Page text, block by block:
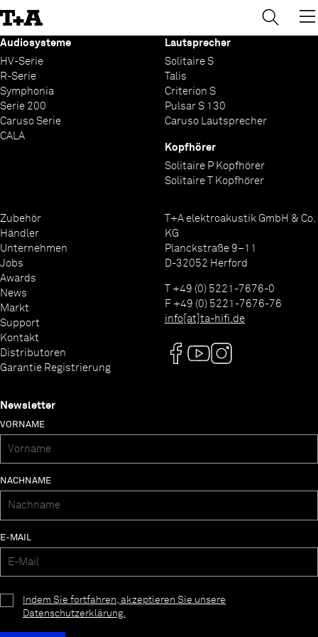
to
Content
Audiosysteme
HV-Serie
R-Serie
Symphonia
Serie 200
Caruso Serie
CALA
Lautsprecher
Solitaire S
Talis
Criterion S
Pulsar S 130
Caruso Lautsprecher
Kopfhörer
Solitaire P Kopfhörer
Solitaire T Kopfhörer
Zubehör
Händler
Unternehmen
Jobs
Awards
News
Markt
Support
Kontakt
Distributoren
Garantie Registrierung
T+A elektroakustik GmbH & Co.
KG
Planckstraße 9–11
D-32052 Herford
T +49 (0) 5221-7676-0
F +49 (0) 5221-7676-76
info[at]ta-hifi.de
Newsletter
VORNAME
NACHNAME
E-MAIL
Indem Sie fortfahren, akzeptieren Sie unsere
Datenschutzerklärung.
→ ×